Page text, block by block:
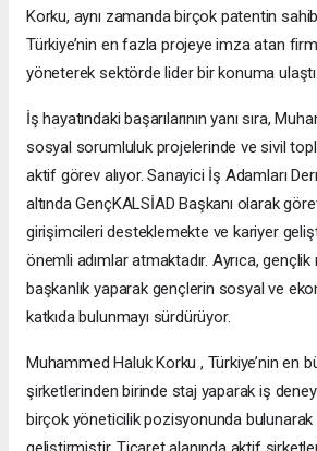
Korku, aynı zamanda birçok patentin
Türkiye’nin en fazla projeye imza atan
yöneterek sektörde lider bir konuma ulaştı.
İş hayatındaki başarılarının yanı sıra,
sosyal sorumluluk projelerinde ve sivil
aktif görev alıyor. Sanayici İş Adamları
altında GençKALSİAD Başkanı olarak
girişimcileri desteklemekte ve kariyer
önemli adımlar atmaktadır. Ayrıca,
başkanlık yaparak gençlerin sosyal ve
katkıda bulunmayı sürdürüyor.
Muhammed Haluk Korku , Türkiye’nin en
şirketlerinden birinde staj yaparak iş
birçok yöneticilik pozisyonunda bulunarak